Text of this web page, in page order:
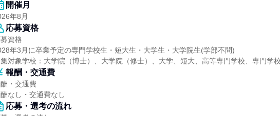
開催月
年8月
応募資格
資格
年3月に卒業予定の専門学校生・短大生・大学生・大学院生(学部不問)
対象学校：大学院（博士）、大学院（修士）、大学、短大、高等専門学校、専門学
報酬・交通費
・交通費
なし・交通費なし
応募・選考の流れ